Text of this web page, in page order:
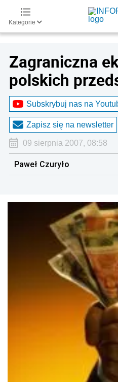
Kategorie
Zagraniczna
polskich
Subskrybuj nas na
Zapisz się na newsletter
09 sierpnia 2007, 08:58
Paweł Czuryło